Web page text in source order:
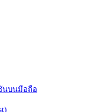
นบนมือถือ